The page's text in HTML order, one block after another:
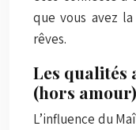
que vous avez
rêves.
Les qualités
(hors amour)
L’influence du